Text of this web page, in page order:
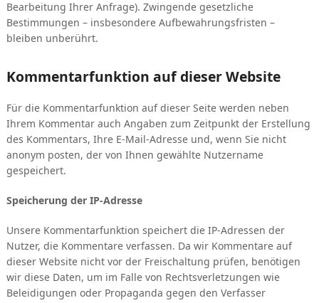
Bearbeitung Ihrer Anfrage). Zwingende gesetzliche
Bestimmungen – insbesondere Aufbewahrungsfristen –
bleiben unberührt.
Kommentarfunktion auf dieser Website
Für die Kommentarfunktion auf dieser Seite werden neben
Ihrem Kommentar auch Angaben zum Zeitpunkt der Erstellung
des Kommentars, Ihre E-Mail-Adresse und, wenn Sie nicht
anonym posten, der von Ihnen gewählte Nutzername
gespeichert.
Speicherung der IP-Adresse
Unsere Kommentarfunktion speichert die IP-Adressen der
Nutzer, die Kommentare verfassen. Da wir Kommentare auf
dieser Website nicht vor der Freischaltung prüfen, benötigen
wir diese Daten, um im Falle von Rechtsverletzungen wie
Beleidigungen oder Propaganda gegen den Verfasser